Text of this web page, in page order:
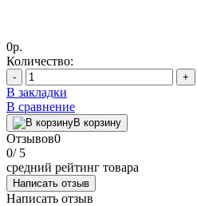
0р.
Количество:
- +
В закладки
В сравнение
В корзину
Отзывов0
0/ 5
средний рейтинг товара
Написать отзыв
Написать отзыв